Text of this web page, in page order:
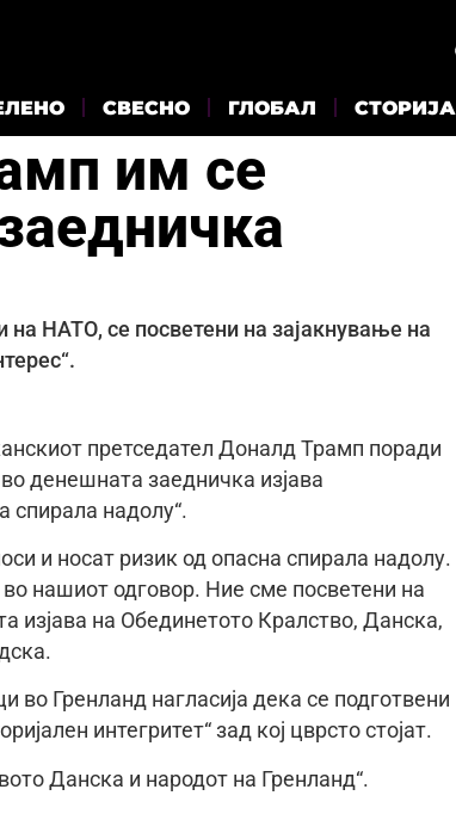
СВЕСНО ГЛОБАЛ СТОРИЈА
им се
на НАТО, се посветени на зајакнување на
претседател Доналд Трамп поради
денешната заедничка изјава
спирала надолу“.
и носат ризик од опасна спирала надолу.
нашиот одговор. Ние сме посветени на
изјава на Обединетото Кралство, Данска,
во Гренланд нагласија дека се подготвени
интегритет“ зад кој цврсто стојат.
Данска и народот на Гренланд“.